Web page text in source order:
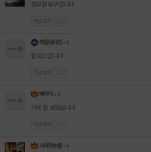
정보 잘 보구 갑니다
댓글 0 개 신고
해질녘사진 + 5
잘 보고 갑니다
댓글 0 개 신고
베이식 + 5
기사 잘 보았습니다.
댓글 0 개 신고
사과맛눈물 + 5